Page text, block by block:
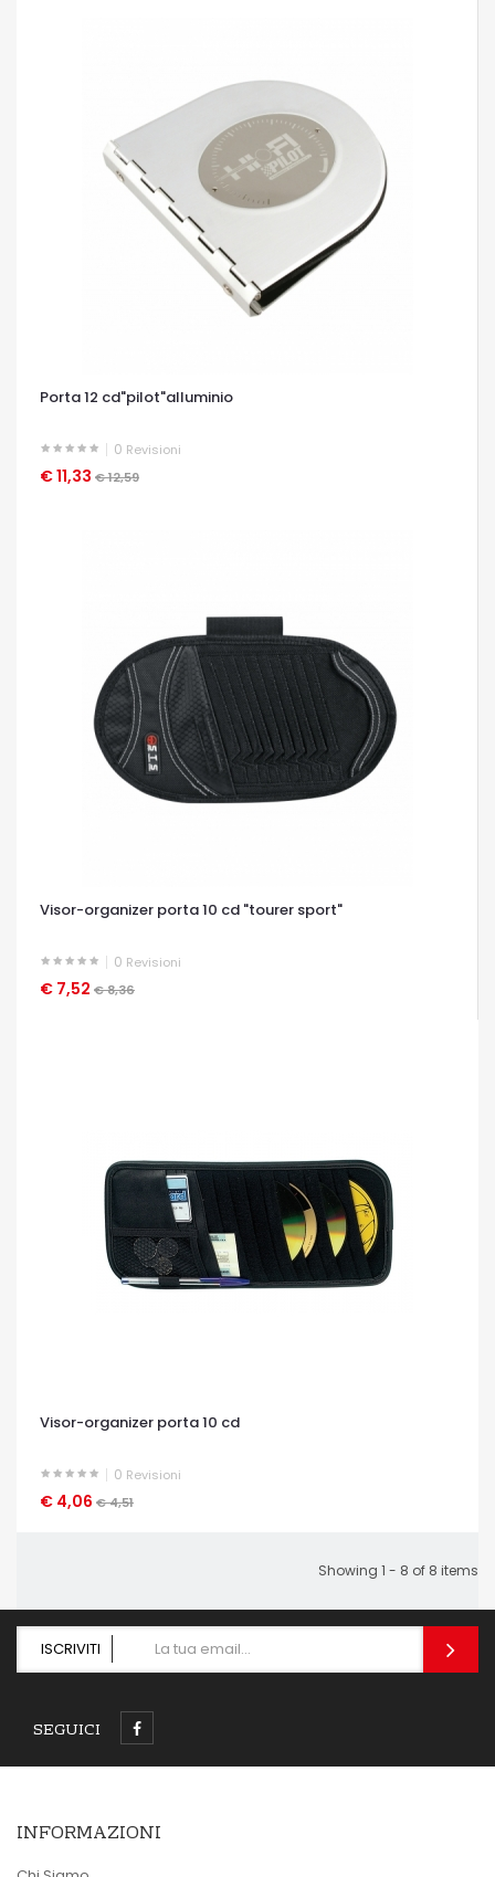
Porta 12 cd"pilot"alluminio
0 Revisioni
€ 11,33 € 12,59
OCCHIATA VELOCE
Visor-organizer porta 10 cd "tourer sport"
0 Revisioni
€ 7,52 € 8,36
OCCHIATA VELOCE
Visor-organizer porta 10 cd
0 Revisioni
€ 4,06 € 4,51
OCCHIATA VELOCE
Showing 1 - 8 of 8 items
ISCRIVITI
SEGUICI
INFORMAZIONI